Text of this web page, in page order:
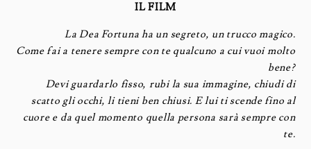
IL FILM
La Dea Fortuna ha un segreto, un trucco magico.
Come fai a tenere sempre con te qualcuno a cui vuoi molto
bene?
Devi guardarlo fisso, rubi la sua immagine, chiudi di
scatto gli occhi, li tieni ben chiusi. E lui ti scende fino al
cuore e da quel momento quella persona sarà sempre con
te.